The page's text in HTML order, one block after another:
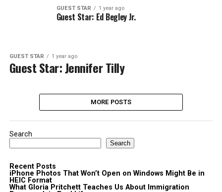
GUEST STAR 1 year ago
Guest Star: Ed Begley Jr.
GUEST STAR 1 year ago
Guest Star: Jennifer Tilly
MORE POSTS
Search
Search
Recent Posts
iPhone Photos That Won’t Open on Windows Might Be in
HEIC Format
What Gloria Pritchett Teaches Us About Immigration